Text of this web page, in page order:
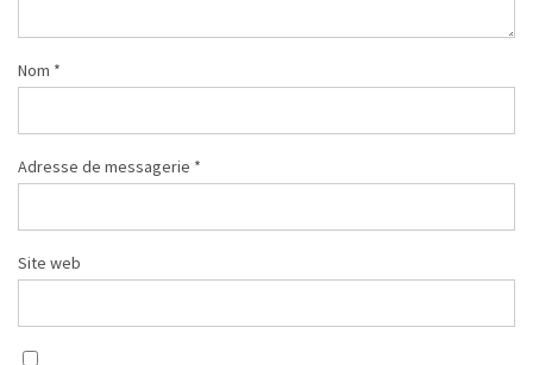
Nom *
Adresse de messagerie *
Site web